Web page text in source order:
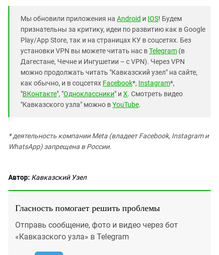
Мы обновили приложения на Android и IOS! Будем
признательны за критику, идеи по развитию как в Google
Play/App Store, так и на страницах КУ в соцсетях. Без
установки VPN вы можете читать нас вTelegram (в
Дагестане, Чечне и Ингушетии – с VPN). Через VPN
можно продолжать читать "Кавказский узел" на сайте,
как обычно, и в соцсетях Facebook*, Instagram*,
"ВКонтакте", "Одноклассники" и X. Смотреть видео
"Кавказского узла" можно вYouTube.
* деятельность компании Meta (владеет Facebook, Instagram и
WhatsApp) запрещена в России.
Автор: Кавказский Узел
Гласность помогает решить проблемы
Отправь сообщение, фото и видео через бот
«Кавказского узла» в Telegram